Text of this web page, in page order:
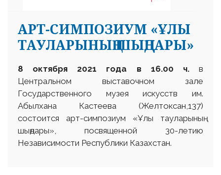
АРТ-СИМПОЗИУМ «ҰЛЫ
ТАУЛАРЫНЫҢ ШЫҢДАРЫ»
8 октября 2021 года в 16.00 ч.в
Центральном выставочном зале
Государственного музея искусств им.
Абылхана Кастеева (Желтоксан,137)
состоится арт-симпозиум «Ұлы тауларының
шыңдары», посвященной 30-летию
Независимости Республики Казахстан.